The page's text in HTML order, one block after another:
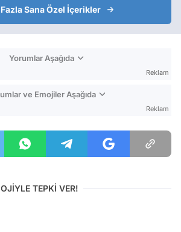
Sana Özel İçerikler
Yorumlar Aşağıda
Reklam
ve Emojiler Aşağıda
Reklam
TEPKİ VER!